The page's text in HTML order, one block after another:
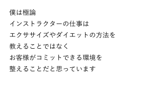
僕は極論
インストラクターの仕事は
エクササイズやダイエットの方法を
教えることではなく
お客様がコミットできる環境を
整えることだと思っています